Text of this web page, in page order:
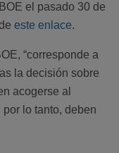
el pasado 30 de
este enlace.
“corresponde a
la decisión sobre
acogerse al
lo tanto, deben